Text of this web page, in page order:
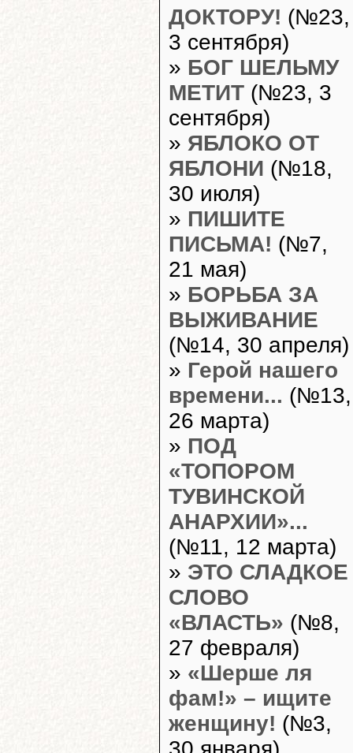
ДОКТОРУ! (№23,
3 сентября)
» БОГ ШЕЛЬМУ
МЕТИТ (№23, 3
сентября)
» ЯБЛОКО ОТ
ЯБЛОНИ (№18,
30 июля)
» ПИШИТЕ
ПИСЬМА! (№7,
21 мая)
» БОРЬБА ЗА
ВЫЖИВАНИЕ
(№14, 30 апреля)
» Герой нашего
времени... (№13,
26 марта)
» ПОД
«ТОПОРОМ
ТУВИНСКОЙ
АНАРХИИ»...
(№11, 12 марта)
» ЭТО СЛАДКОЕ
СЛОВО
«ВЛАСТЬ» (№8,
27 февраля)
» «Шерше ля
фам!» – ищите
женщину! (№3,